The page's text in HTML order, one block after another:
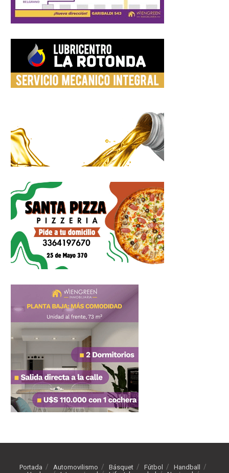
Portada Automovilismo Básquet Fútbol
Handball